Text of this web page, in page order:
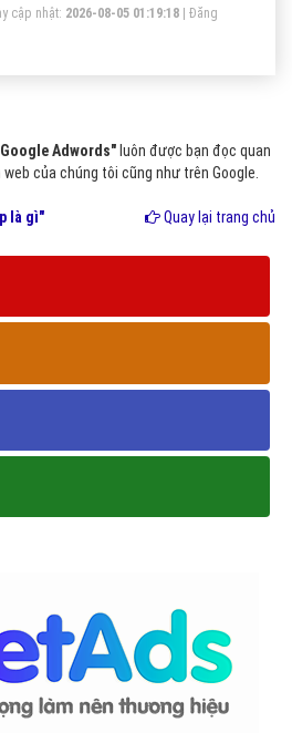
cập nhật: 2026-08-05 01:19:18
Đăng
Adwords" luôn được bạn đọc quan
của chúng tôi cũng như trên Google.
là gì" Quay lại trang chủ